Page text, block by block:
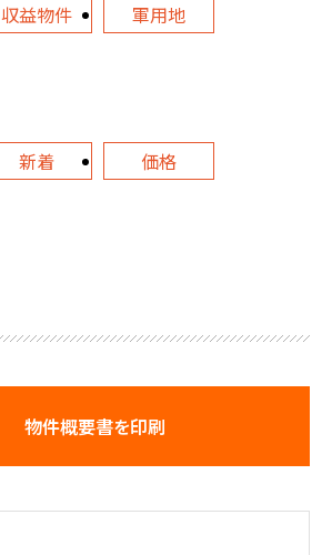
収益物件
軍用地
新着
価格
物件概要書を印刷